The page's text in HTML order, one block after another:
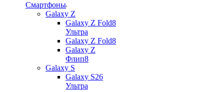
Смартфоны
Galaxy Z
Galaxy Z Fold8
Ультра
Galaxy Z Fold8
Galaxy Z
Флип8
Galaxy S
Galaxy S26
Ультра